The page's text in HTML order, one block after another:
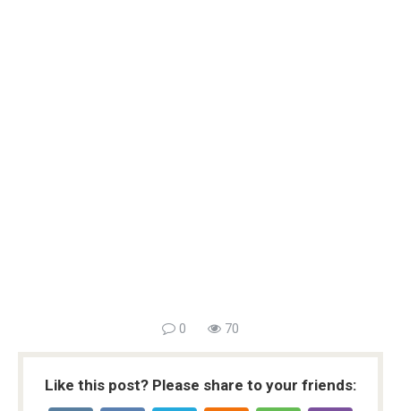
0 70
Like this post? Please share to your friends: